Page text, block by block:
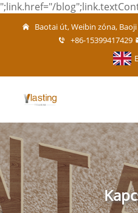
";link.href="/
Baotai út, Weibin zóna,
+86-15399417429